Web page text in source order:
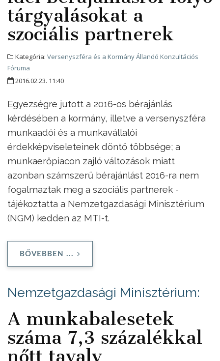
tárgyalásokat a
szociális partnerek
Kategória: Versenyszféra és a Kormány Állandó Konzultációs
Fóruma
2016.02.23. 11:40
Egyezségre jutott a 2016-os bérajánlás
kérdésében a kormány, illetve a versenyszféra
munkaadói és a munkavállalói
érdekképviseleteinek döntő többsége; a
munkaerőpiacon zajló változások miatt
azonban számszerű bérajánlást 2016-ra nem
fogalmaztak meg a szociális partnerek -
tájékoztatta a Nemzetgazdasági Minisztérium
(NGM) kedden az MTI-t.
BŐVEBBEN ...
Nemzetgazdasági Minisztérium:
A munkabalesetek
száma 7,3 százalékkal
nőtt tavaly